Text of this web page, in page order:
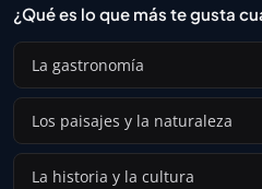
¿Qué es lo que más te gusta
La gastronomía
Los paisajes y la naturaleza
La historia y la cultura